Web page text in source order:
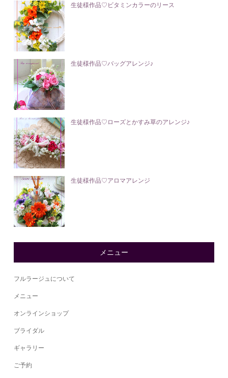
生徒様作品♡ビタミンカラーのリース
生徒様作品♡バッグアレンジ♪
生徒様作品♡ローズとかすみ草のアレンジ♪
生徒様作品♡アロマアレンジ
メニュー
フルラージュについて
メニュー
オンラインショップ
ブライダル
ギャラリー
ご予約